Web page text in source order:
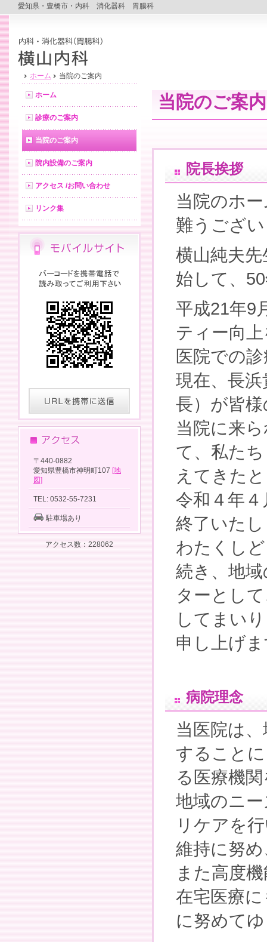
愛知県・豊橋市・内科 消化器科 胃腸科
ホーム 当院のご案内
当院のご案内
院長挨拶
当院のホ
難うござ
横山純夫
始して、
平成21年9
ティー向
医院での
現在、長
長）が皆
当院に来
て、私た
えてきた
令和４年
終了いた
わたくし
続き、地
ターとし
してまい
申し上げ
病院理念
当医院は
すること
る医療機
地域のニ
リケアを
維持に努
また高度
在宅医療
に努めて
ホーム
診療のご案内
当院のご案内
院内設備のご案内
アクセス /お問い合わせ
リンク集
〒440-0882
愛知県豊橋市神明町107 [地
図]
TEL: 0532-55-7231
駐車場あり
アクセス数：228062